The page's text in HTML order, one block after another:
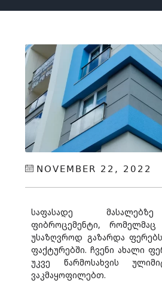
NOVEMBER 22, 2022
საფასადე
ფიბროცემენტი, რომელმაც
უსაზღვროდ გაზარდა
ფაქტურებში. ჩვენი ახალი
უკვე წარმოსახვის
ვაკმაყოფილებთ.